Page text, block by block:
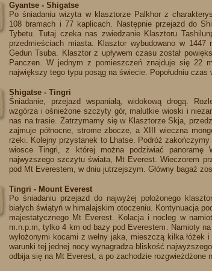
Gyantse - Shigatse
Po śniadaniu wizyta w klasztorze Palkhor z
108 bramach i 77 kaplicach. Następnie przejazd do
Tybetu. Tutaj czeka nas zwiedzanie Klasztoru
przedmieściach miasta. Klasztor wybudowano w
Gedun Tsuba. Klasztor z upływem czasu został
Panczen. W jednym z pomieszczeń znajduje się 22
największy tego typu posąg na świecie. Popołudniu
Shigatse - Tingri
Śniadanie, przejazd wspaniałą, widokową drogą.
wzgórza i ośnieżone szczyty gór, malutkie wioski i
nas na trasie. Zatrzymamy się w Klasztorze Skja,
zajmuje północne, strome zbocze, a XIII wieczna
rzeki. Kolejny przystanek to Lhatse. Podróż
wiosce Tingri, z której można podziwiać panoramę
najwyższego szczytu świata, Mt Everest. Wieczorem
pod Mt Everestem, w dniu jutrzejszym. Główny bagaż
Tingri - Mount Everest
Po śniadaniu przejazd do najwyżej położonego
białych świątyń w himalajskim otoczeniu. Kontynuacja
majestatycznego Mt Everest. Kolacja i nocleg w
m.n.p.m, tylko 4 km od bazy pod Everestem. Namioty
wyłożonymi kocami z wełny jaka, mieszczą kilka łóżek
warunki tej jednej nocy wynagradza bliskość
odbija się na Mt Everest, a po zachodzie rozgwieżdżone